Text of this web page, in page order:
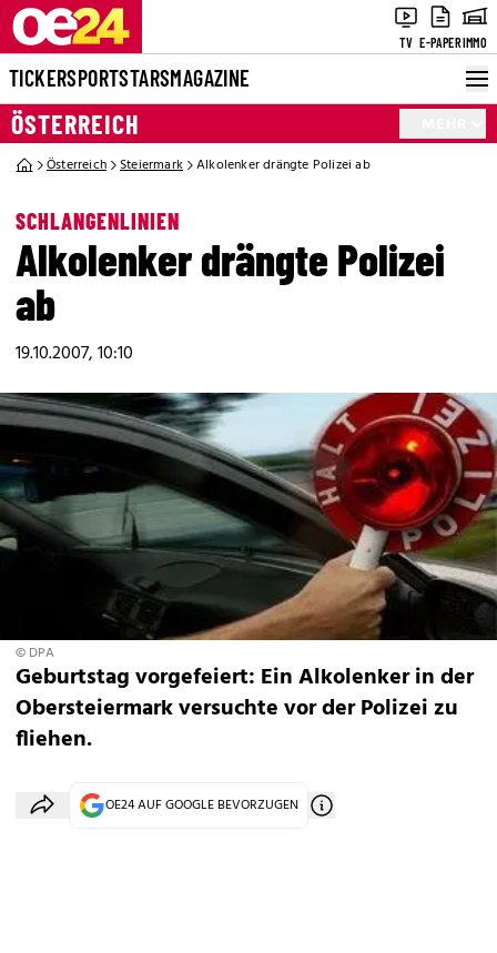
TV E-PAPERIMMO
TICKERSPORTSTARSMAGAZINE
ÖSTERREICH
Österreich Steiermark Alkolenker drängte Polizei ab
SCHLANGENLINIEN
Alkolenker drängte Polizei
ab
19.10.2007, 10:10
© DPA
Geburtstag vorgefeiert: Ein Alkolenker in der
Obersteiermark versuchte vor der Polizei zu
fliehen.
OE24 AUF GOOGLE BEVORZUGEN